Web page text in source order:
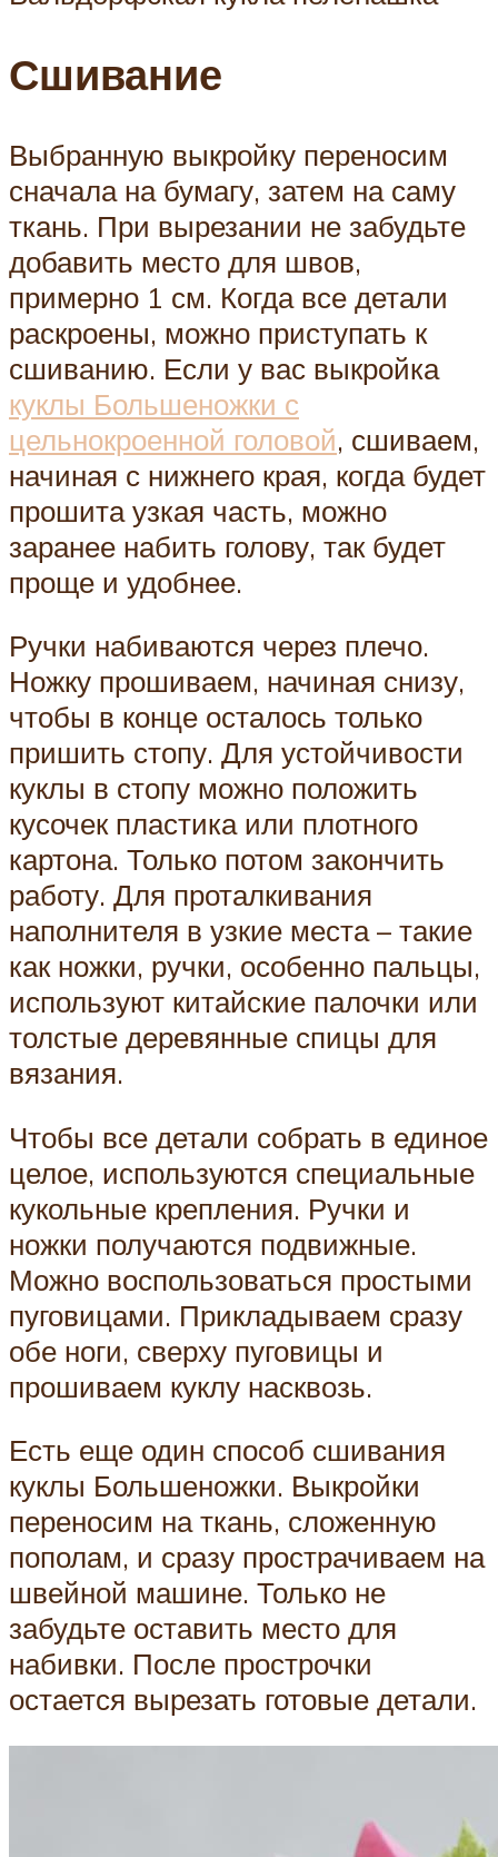
Сшивание
Выбранную выкройку переносим
сначала на бумагу, затем на саму
ткань. При вырезании не забудьте
добавить место для швов,
примерно 1 см. Когда все детали
раскроены, можно приступать к
сшиванию. Если у вас выкройка
куклы Большеножки с
цельнокроенной головой, сшиваем,
начиная с нижнего края, когда будет
прошита узкая часть, можно
заранее набить голову, так будет
проще и удобнее.
Ручки набиваются через плечо.
Ножку прошиваем, начиная снизу,
чтобы в конце осталось только
пришить стопу. Для устойчивости
куклы в стопу можно положить
кусочек пластика или плотного
картона. Только потом закончить
работу. Для проталкивания
наполнителя в узкие места – такие
как ножки, ручки, особенно пальцы,
используют китайские палочки или
толстые деревянные спицы для
вязания.
Чтобы все детали собрать в единое
целое, используются специальные
кукольные крепления. Ручки и
ножки получаются подвижные.
Можно воспользоваться простыми
пуговицами. Прикладываем сразу
обе ноги, сверху пуговицы и
прошиваем куклу насквозь.
Есть еще один способ сшивания
куклы Большеножки. Выкройки
переносим на ткань, сложенную
пополам, и сразу прострачиваем на
швейной машине. Только не
забудьте оставить место для
набивки. После прострочки
остается вырезать готовые детали.